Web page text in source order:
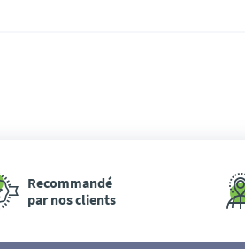
Recommandé
par nos clients